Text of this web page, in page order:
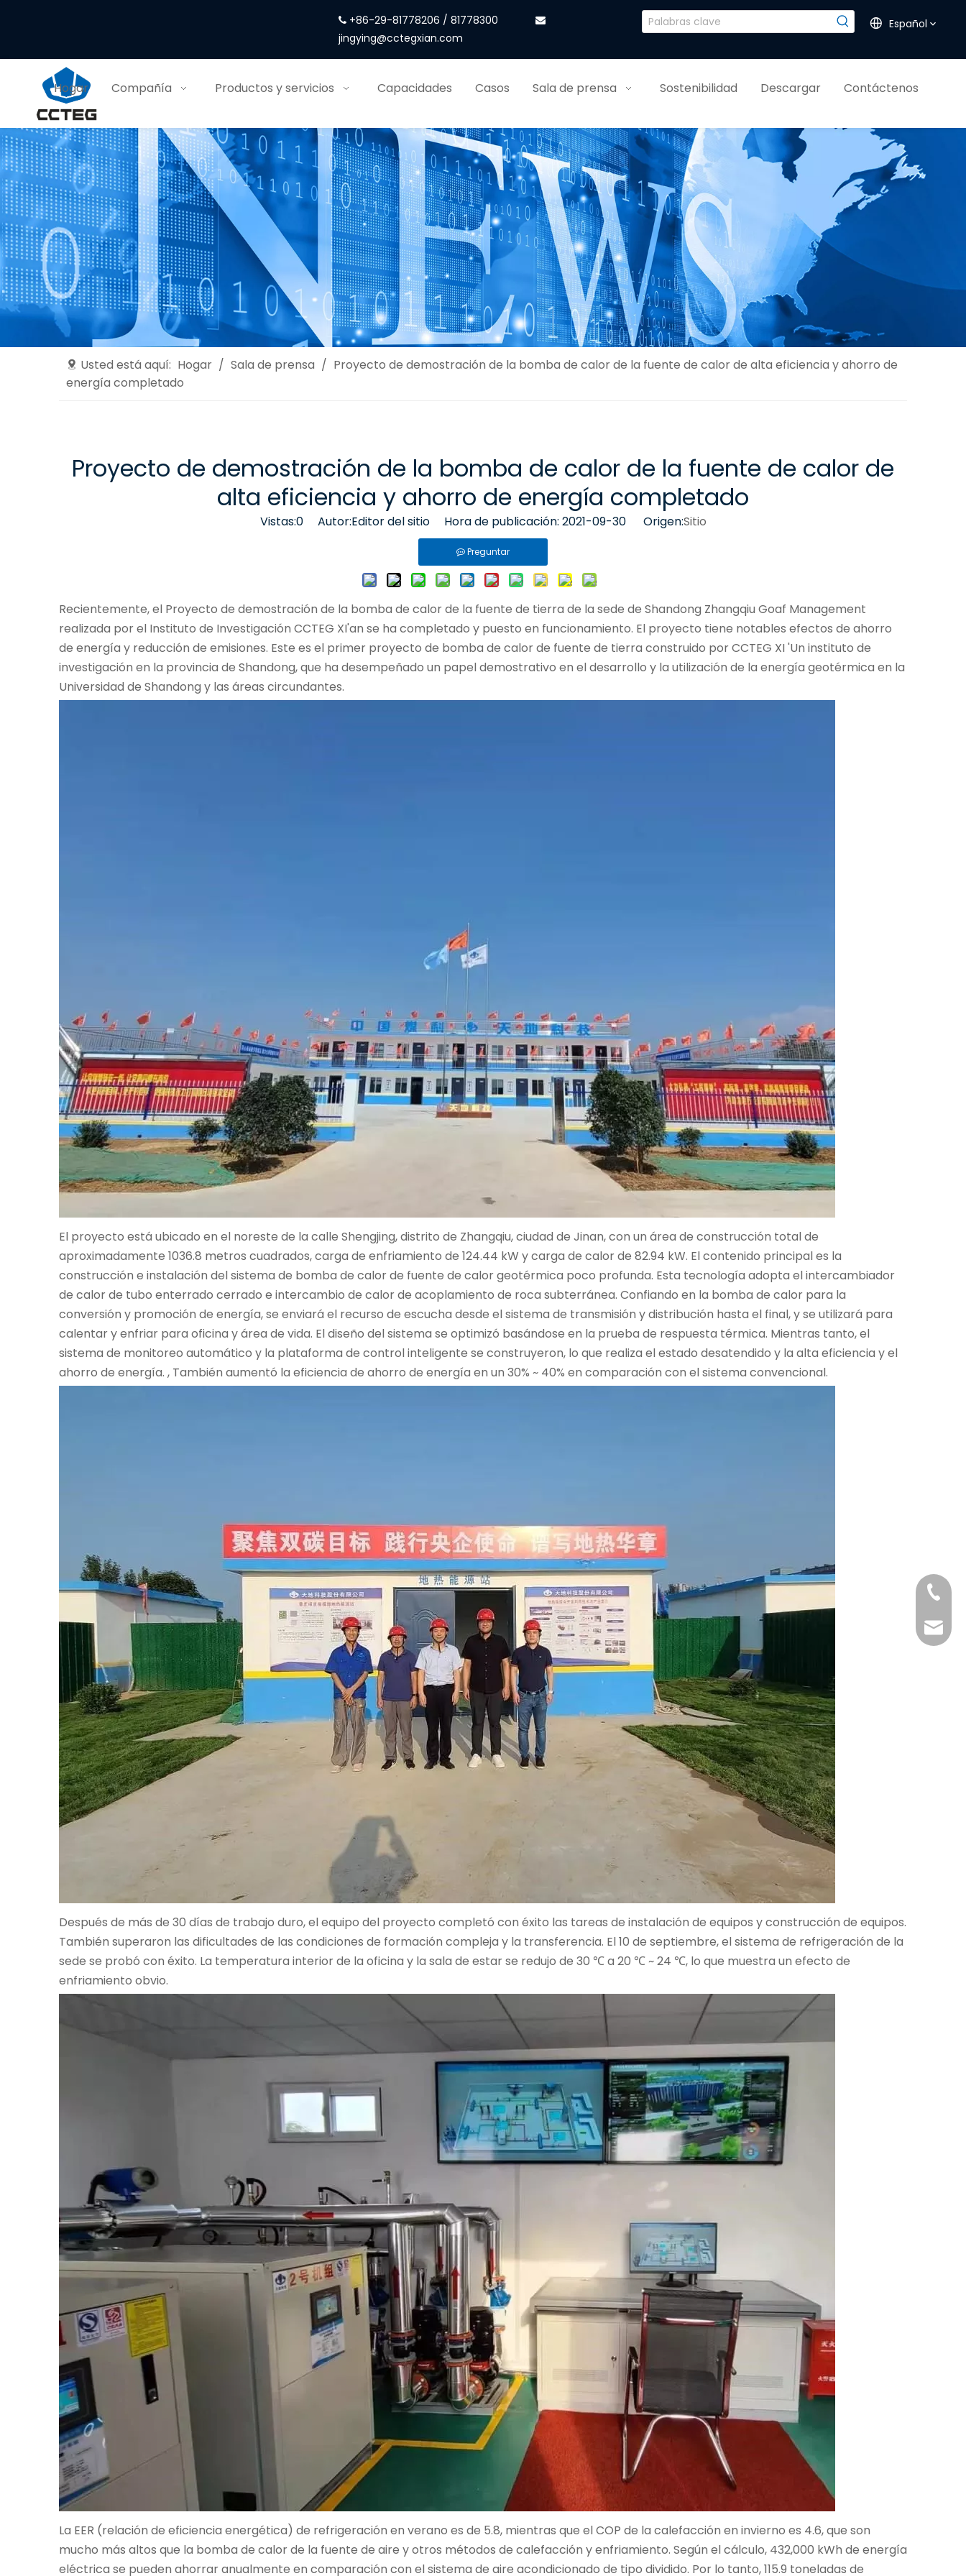
 +86-29-81778206 / 81778300
jingying@cctegxian.com
Español
Hogar Compañía Productos y servicios Capacidades Casos Sala de prensa Sostenibilidad Descargar Contáctenos
Usted está aquí: Hogar / Sala de prensa / Proyecto de demostración de la bomba de calor de la fuente de calor de alta eficiencia y ahorro de
energía completado
Proyecto de demostración de la bomba de calor de la fuente de calor de
alta eficiencia y ahorro de energía completado
Vistas:0Autor:Editor del sitio Hora de publicación: 2021-09-30 Origen:Sitio
Preguntar
Recientemente, el Proyecto de demostración de la bomba de calor de la fuente de tierra de la sede de Shandong Zhangqiu Goaf Management
realizada por el Instituto de Investigación CCTEG XI'an se ha completado y puesto en funcionamiento. El proyecto tiene notables efectos de ahorro
de energía y reducción de emisiones. Este es el primer proyecto de bomba de calor de fuente de tierra construido por CCTEG XI 'Un instituto de
investigación en la provincia de Shandong, que ha desempeñado un papel demostrativo en el desarrollo y la utilización de la energía geotérmica en la
Universidad de Shandong y las áreas circundantes.
El proyecto está ubicado en el noreste de la calle Shengjing, distrito de Zhangqiu, ciudad de Jinan, con un área de construcción total de
aproximadamente 1036.8 metros cuadrados, carga de enfriamiento de 124.44 kW y carga de calor de 82.94 kW. El contenido principal es la
construcción e instalación del sistema de bomba de calor de fuente de calor geotérmica poco profunda. Esta tecnología adopta el intercambiador
de calor de tubo enterrado cerrado e intercambio de calor de acoplamiento de roca subterránea. Confiando en la bomba de calor para la
conversión y promoción de energía, se enviará el recurso de escucha desde el sistema de transmisión y distribución hasta el final, y se utilizará para
calentar y enfriar para oficina y área de vida. El diseño del sistema se optimizó basándose en la prueba de respuesta térmica. Mientras tanto, el
sistema de monitoreo automático y la plataforma de control inteligente se construyeron, lo que realiza el estado desatendido y la alta eficiencia y el
ahorro de energía. , También aumentó la eficiencia de ahorro de energía en un 30% ~ 40% en comparación con el sistema convencional.
Después de más de 30 días de trabajo duro, el equipo del proyecto completó con éxito las tareas de instalación de equipos y construcción de equipos.
También superaron las dificultades de las condiciones de formación compleja y la transferencia. El 10 de septiembre, el sistema de refrigeración de la
sede se probó con éxito. La temperatura interior de la oficina y la sala de estar se redujo de 30 ℃ a 20 ℃ ~ 24 ℃, lo que muestra un efecto de
enfriamiento obvio.
La EER (relación de eficiencia energética) de refrigeración en verano es de 5.8, mientras que el COP de la calefacción en invierno es 4.6, que son
mucho más altos que la bomba de calor de la fuente de aire y otros métodos de calefacción y enfriamiento. Según el cálculo, 432,000 kWh de energía
eléctrica se pueden ahorrar anualmente en comparación con el sistema de aire acondicionado de tipo dividido. Por lo tanto, 115.9 toneladas de
+86-
+86-